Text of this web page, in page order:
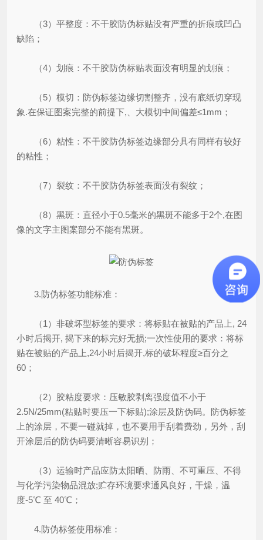
（3）平整度：不干胶防伪标贴没有严重的折痕或凹凸
缺陷；
（4）划痕：不干胶防伪标贴表面没有明显的划痕；
（5）模切：防伪标签边缘切割整齐，没有底纸切穿现
象.在保证图案完整的前提下,、大模切中间偏差≤1mm；
（6）粘性：不干胶防伪标签边缘部分具有同样有较好
的粘性；
（7）裂纹：不干胶防伪标签表面没有裂纹；
（8）黑斑：直径小于0.5毫米的黑斑不能多于2个,在图
像的文字主图案部分不能有黑斑。
3.防伪标签功能标准：
（1）非破坏型标签的要求：将标贴在被贴的产品上, 24
小时后揭开, 揭下来的标完好无损;一次性使用的要求：将标
贴在被贴的产品上,24小时后揭开,标的破坏程度≥百分之
60；
（2）胶粘度要求：压敏胶剥离强度值不小于
2.5N/25mm(粘贴时要压一下标贴);涂层及防伪码。防伪标签
上的涂层，不要一碰就掉，也不要用手刮着费劲，另外，刮
开涂层后的防伪码要清晰容易识别；
（3）运输时产品应防太阳晒、防雨、不可重压、不得
与化学污染物品混放;贮存环境要求通风良好，干燥，温
度-5℃ 至 40℃；
4.防伪标签使用标准：